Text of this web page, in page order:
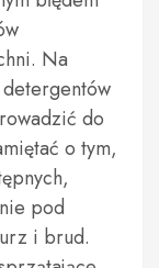
Na
detergentów
do
o tym,
pod
i brud.